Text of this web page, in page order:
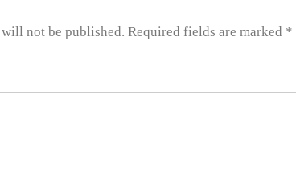
not be published. Required fields are marked *